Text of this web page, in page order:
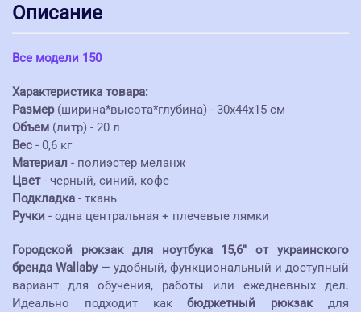
Описание
Все модели 150
Характеристика товара:
Размер(ширина*высота*глубина) - 30х44х15 см
Объем (литр) - 20 л
Вес - 0,6 кг
Материал - полиэстер меланж
Цвет- черный, синий, кофе
Подкладка - ткань
Ручки - одна центральная + плечевые лямки
Городской рюкзак для ноутбука 15,6" от украинского
бренда Wallaby— удобный, функциональный и доступный
вариант для обучения, работы или ежедневных дел.
Идеально подходит какбюджетный рюкзакдля